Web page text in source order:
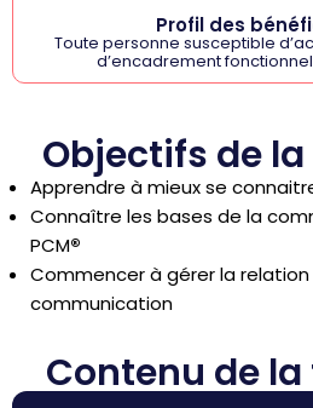
Profil des
Toute personne susceptible
d’encadrement
Objectifs de
Apprendre à mieux se
Connaître les bases de la
PCM®
Commencer à gérer la
communication
Contenu de